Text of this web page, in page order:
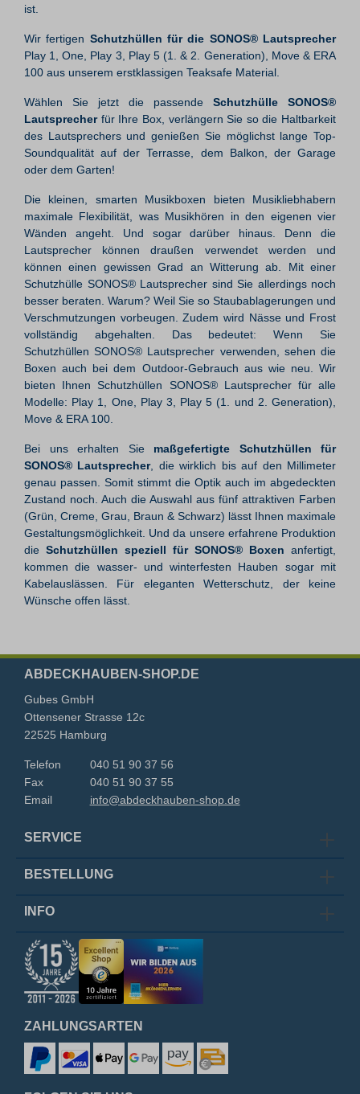
ist.
Wir fertigen Schutzhüllen für die SONOS® Lautsprecher
Play 1, One, Play 3, Play 5 (1. & 2. Generation), Move & ERA
100 aus unserem erstklassigen Teaksafe Material.
Wählen Sie jetzt die passende Schutzhülle SONOS®
Lautsprecherfür Ihre Box, verlängern Sie so die Haltbarkeit
des Lautsprechers und genießen Sie möglichst lange Top-
Soundqualität auf der Terrasse, dem Balkon, der Garage
oder dem Garten!
Die kleinen, smarten Musikboxen bieten Musikliebhabern
maximale Flexibilität, was Musikhören in den eigenen vier
Wänden angeht. Und sogar darüber hinaus. Denn die
Lautsprecher können draußen verwendet werden und
können einen gewissen Grad an Witterung ab. Mit einer
Schutzhülle SONOS® Lautsprecher sind Sie allerdings noch
besser beraten. Warum? Weil Sie so Staubablagerungen und
Verschmutzungen vorbeugen. Zudem wird Nässe und Frost
vollständig abgehalten. Das bedeutet: Wenn Sie
Schutzhüllen SONOS® Lautsprecher verwenden, sehen die
Boxen auch bei dem Outdoor-Gebrauch aus wie neu. Wir
bieten Ihnen Schutzhüllen SONOS® Lautsprecher für alle
Modelle: Play 1, One, Play 3, Play 5 (1. und 2. Generation),
Move & ERA 100.
Bei uns erhalten Sie maßgefertigte Schutzhüllen für
SONOS® Lautsprecher, die wirklich bis auf den Millimeter
genau passen. Somit stimmt die Optik auch im abgedeckten
Zustand noch. Auch die Auswahl aus fünf attraktiven Farben
(Grün, Creme, Grau, Braun & Schwarz) lässt Ihnen maximale
Gestaltungsmöglichkeit. Und da unsere erfahrene Produktion
die Schutzhüllen speziell für SONOS® Boxen anfertigt,
kommen die wasser- und winterfesten Hauben sogar mit
Kabelauslässen. Für eleganten Wetterschutz, der keine
Wünsche offen lässt.
ABDECKHAUBEN-SHOP.DE
Gubes GmbH
Ottensener Strasse 12c
22525 Hamburg
Telefon
040 51 90 37 56
Fax
040 51 90 37 55
Email
info@abdeckhauben-shop.de
SERVICE
BESTELLUNG
INFO
ZAHLUNGSARTEN